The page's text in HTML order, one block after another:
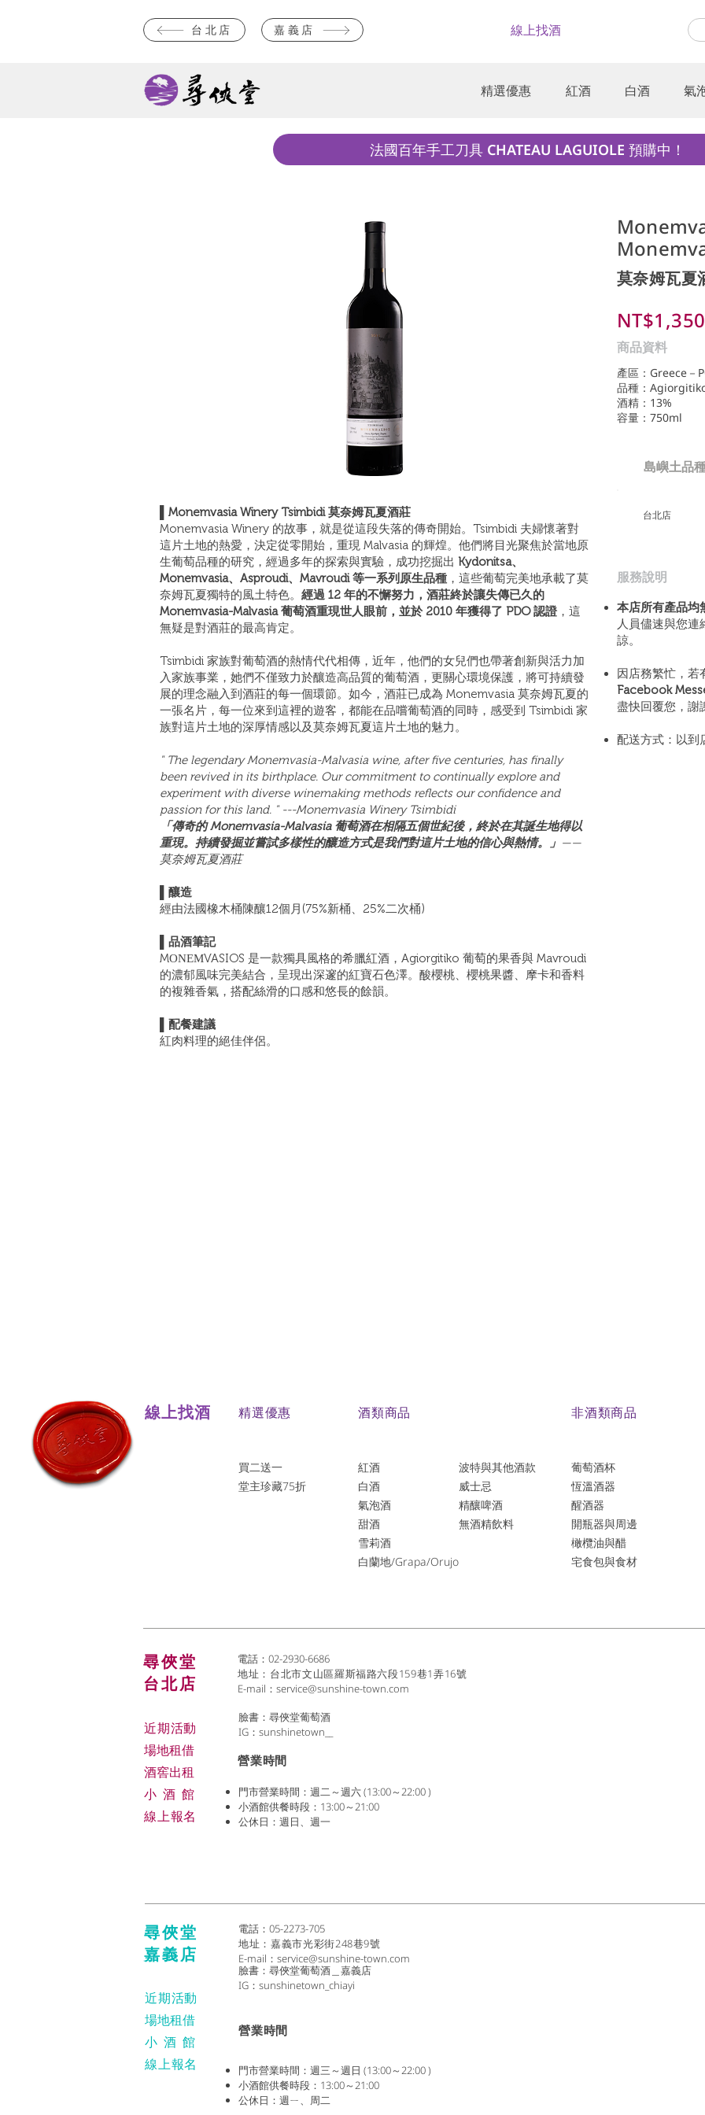
台北店 嘉義店 線上找酒
精選優惠 紅酒 白酒 氣
法國百年手工刀具 CHATEAU LAGUIOLE 預購中！
▌Monemvasia Winery Tsimbidi 莫奈姆瓦夏酒莊
Monemvasia Winery 的故事，就是從這段失落的傳奇開始。Tsimbidi 夫婦懷著對
這片土地的熱愛，決定從零開始，重現 Malvasia 的輝煌。他們將目光聚焦於當地原
生葡萄品種的研究，經過多年的探索與實驗，成功挖掘出 Kydonitsa、
Monemvasia、Asproudi、Mavroudi 等一系列原生品種 ，這些葡萄完美地承載了莫
奈姆瓦夏獨特的風土特色。 經過 12 年的不懈努力，酒莊終於讓失傳已久的
Monemvasia-Malvasia 葡萄酒重現世人眼前，並於 2010 年獲得了 PDO 認證 ，這
無疑是對酒莊的最高肯定。
Tsimbidi 家族對葡萄酒的熱情代代相傳，近年，他們的女兒們也帶著創新與活力加
入家族事業，她們不僅致力於釀造高品質的葡萄酒，更關心環境保護，將可持續發
展的理念融入到酒莊的每一個環節。如今，酒莊已成為 Monemvasia 莫奈姆瓦夏的
一張名片，每一位來到這裡的遊客，都能在品嚐葡萄酒的同時，感受到 Tsimbidi 家
族對這片土地的深厚情感以及莫奈姆瓦夏這片土地的魅力。
" The legendary Monemvasia-Malvasia wine, after five centuries, has finally
been revived in its birthplace. Our commitment to continually explore and
experiment with diverse winemaking methods reflects our confidence and
passion for this land. " ---Monemvasia Winery Tsimbidi
「傳奇的 Monemvasia-Malvasia 葡萄酒在相隔五個世紀後，終於在其誕生地得以
重現。持續發掘並嘗試多樣性的釀造方式是我們對這片土地的信心與熱情。」 ——
莫奈姆瓦夏酒莊
▌釀造
經由法國橡木桶陳釀12個月(75%新桶、25%二次桶)
▌品酒筆記
MΟΝΕΜVASIOS 是一款獨具風格的希臘紅酒，Agiorgitiko 葡萄的果香與 Mavroudi
的濃郁風味完美結合，呈現出深邃的紅寶石色澤。酸櫻桃、櫻桃果醬、摩卡和香料
的複雜香氣，搭配絲滑的口感和悠長的餘韻。
▌配餐建議
紅肉料理的絕佳伴侶。
莫奈姆瓦夏
NT$1,350
商品資料
產區：Greece－
品種：
酒精：13%
容量：750ml
島嶼土品
​台北店
​服務說明
本店所有產品均
人員儘速與您連
諒。
因店務繁忙，若
Facebook
盡快回覆您，謝
配送方式：以到
線上找酒 ​精選優惠 酒類商品
買二送一
堂主珍藏75折
紅酒
白酒
氣泡酒
​甜酒
雪莉酒
白蘭地/Grapa/Orujo
波特與其他酒款
威士忌
精釀啤酒
​無酒精飲料
非酒類商品
葡萄酒杯
恆溫酒器
醒酒器
開瓶器與周邊
橄欖油與醋
宅食包與食材
尋俠堂
台北店
近期活動
場地租借
​酒窖出租
小酒 館
線上報名
電話：02-2930-6686
地址：台北市文山區羅斯福路六段159巷1弄16號
E-mail： service@sunshine-town.com
臉書：尋俠堂葡萄酒
IG：sunshinetown__
​營業時間
門市營業時間：週二～週六 (13:00～22:00 )
小酒館供餐時段：13:00～21:00
公休日：週日、週一
尋俠堂
嘉義店
電話：05-2273-705
地址： 嘉義市光彩街248巷9號
E-mail： service@sunshine-town.com
近期活動
場地租借
小酒 館
線上報名
​營業時間
門市營業時間：週三～週日 (13:00～22:00 )
小酒館供餐時段：13:00～21:00
公休日：週ㄧ、周二
臉書：尋俠堂葡萄酒＿嘉義店
IG：sunshinetown_chiayi